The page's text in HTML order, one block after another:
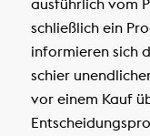
ausführlich vom
schließlich ein
informieren sich
schier
vor einem Kauf